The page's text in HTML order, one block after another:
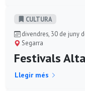
CULTURA
divendres, 30 de juny
Segarra
Festivals
Llegir més